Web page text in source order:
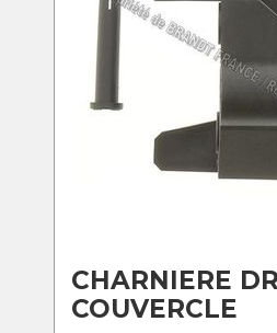
CHARNIERE
COUVERCLE